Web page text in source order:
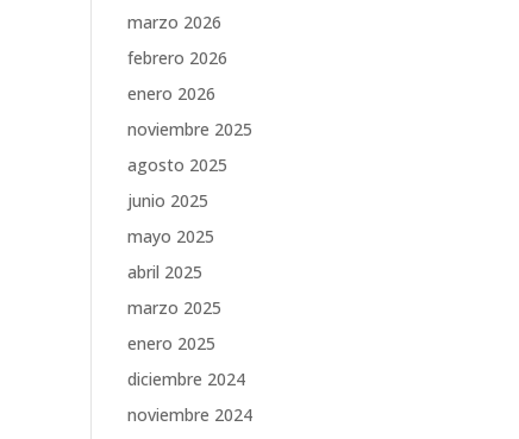
marzo 2026
febrero 2026
enero 2026
noviembre 2025
agosto 2025
junio 2025
mayo 2025
abril 2025
marzo 2025
enero 2025
diciembre 2024
noviembre 2024